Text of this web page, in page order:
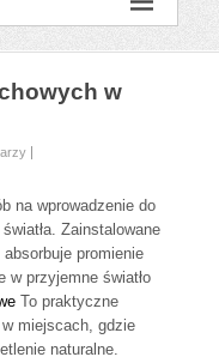
w
na wprowadzenie do
Zainstalowane
promienie
w przyjemne światło
To praktyczne
miejscach, gdzie
naturalne.